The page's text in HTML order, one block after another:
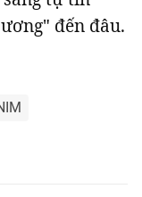
đến đâu.